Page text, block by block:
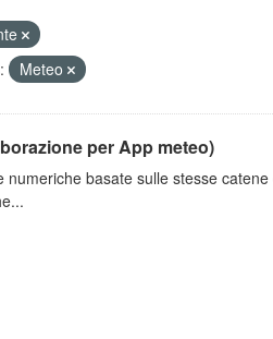
Meteo
per App meteo)
basate sulle stesse